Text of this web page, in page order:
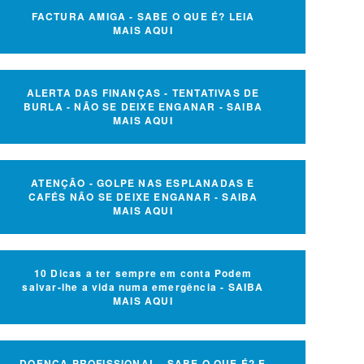
FACTURA AMIGA - SABE O QUE É? LEIA
MAIS AQUI
ALERTA DAS FINANÇAS - TENTATIVAS DE
BURLA - NÃO SE DEIXE ENGANAR - SAIBA
MAIS AQUI
ATENÇÃO - GOLPE NAS ESPLANADAS E
CAFÉS NÃO SE DEIXE ENGANAR - SAIBA
MAIS AQUI
10 Dicas a ter sempre em conta Podem
salvar-lhe a vida numa emergência - SAIBA
MAIS AQUI